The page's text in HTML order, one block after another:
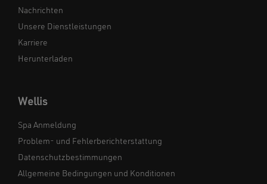
Nachrichten
Unsere Dienstleistungen
Karriere
Herunterladen
Wellis
Spa Anmeldung
Problem- und Fehlerberichterstattung
Datenschutzbestimmungen
Allgemeine Bedingungen und Konditionen